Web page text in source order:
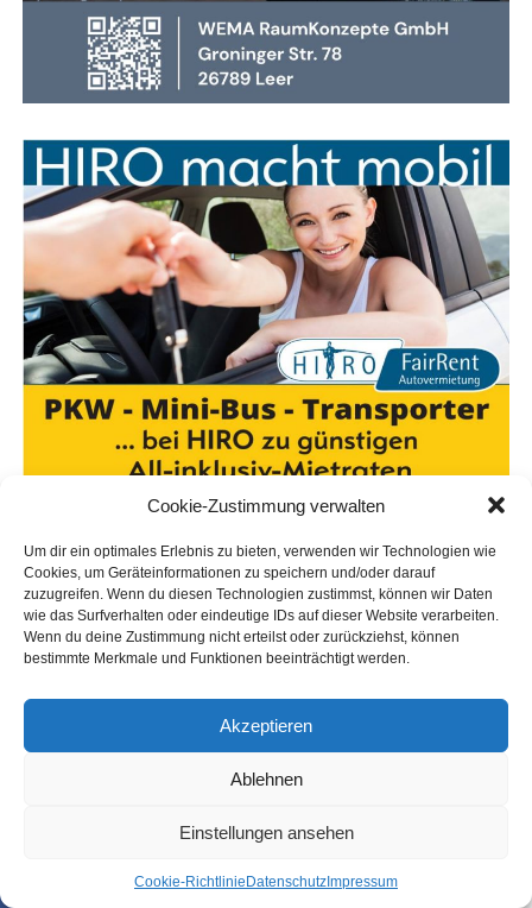
Cookie-Zustimmung verwalten
Um dir ein optimales Erlebnis zu bieten, verwenden wir Technologien wie
Cookies, um Geräteinformationen zu speichern und/oder darauf
zuzugreifen. Wenn du diesen Technologien zustimmst, können wir Daten
wie das Surfverhalten oder eindeutige IDs auf dieser Website verarbeiten.
Wenn du deine Zustimmung nicht erteilst oder zurückziehst, können
bestimmte Merkmale und Funktionen beeinträchtigt werden.
Akzeptieren
Ablehnen
Einstellungen ansehen
Coo­kie-Richt­li­nie Daten­schutz Impres­sum
SHARE TWEET